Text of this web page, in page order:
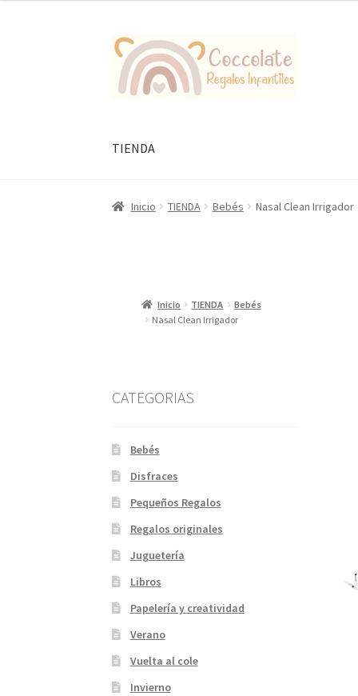
Ir
la
Ir
al
contenido
TIENDA
Inicio TIENDA Bebés Nasal Clean Irrigador
Inicio TIENDA
Bebés
Nasal Clean Irrigador
CATEGORIAS
Bebés
Disfraces
Pequeños Regalos
Regalos originales
Juguetería
Libros
Papelería y creatividad
Verano
Vuelta al cole
Invierno